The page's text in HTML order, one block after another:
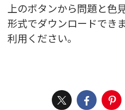
上のボタンから問題と色
形式でダウンロードでき
利用ください。